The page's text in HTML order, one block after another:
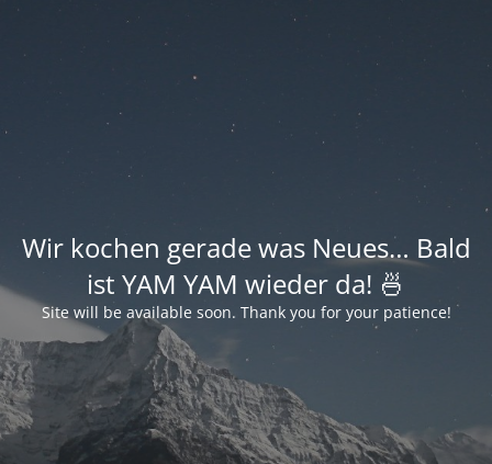
Wir kochen gerade was Neues… Bald
ist YAM YAM wieder da! 🍜
Site will be available soon. Thank you for your patience!